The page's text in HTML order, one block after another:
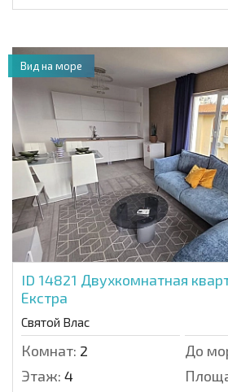
ID 14821 Двухкомнатная
Екстра
Святой Влас
Комнат: 2 До
Этаж: 4
Вид на море